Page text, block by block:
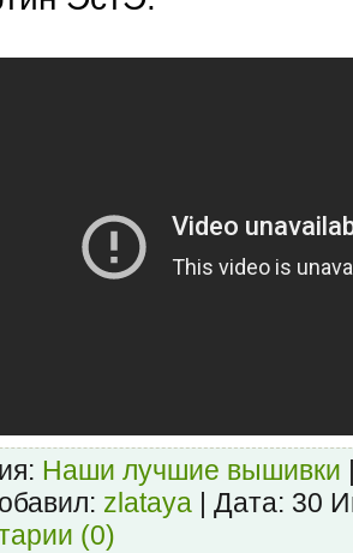
Наши лучшие вышивки
zlataya | Дата: 30
(0)